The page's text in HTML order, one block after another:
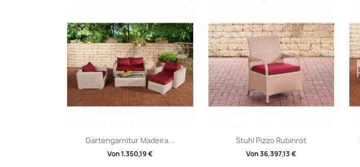
Gartengarnitur Madeira...
Von1.350,19 €
Vorschau Stuhl Pizzo Rubinrot
Von36.397,13 €
Vorschau